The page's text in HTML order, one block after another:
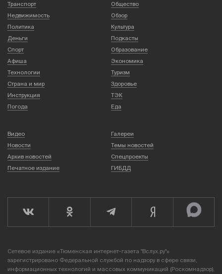
Транспорт
Общество
Недвижимость
Обзор
Политика
Культура
Деньги
Подкасты
Спорт
Образование
Афиша
Экономика
Технологии
Туризм
Страна и мир
Здоровье
Инструкция
ТЭК
Погода
Еда
Видео
Галереи
Новости
Темы новостей
Архив новостей
Спецпроекты
Печатное издание
ГИБДД
Сетевое издание «Тюменская интернет-газета "Вслух.ру"»
зарегистрировано Федеральной службой по надзору в сфере связи,
информационных технологий и массовых коммуникаций (Роскомнадзор),